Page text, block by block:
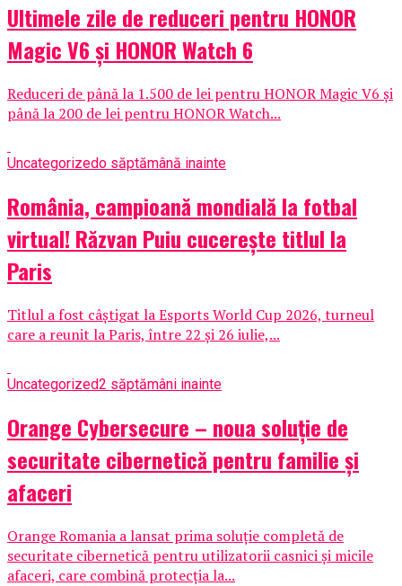
Ultimele zile de reduceri pentru HONOR
Magic V6 și HONOR Watch 6
Reduceri de până la 1.500 de lei pentru HONOR Magic V6 și
până la 200 de lei pentru HONOR Watch...
Uncategorizedo săptămână inainte
România, campioană mondială la fotbal
virtual! Răzvan Puiu cucerește titlul la
Paris
Titlul a fost câștigat la Esports World Cup 2026, turneul
care a reunit la Paris, între 22 și 26 iulie,...
Uncategorized2 săptămâni inainte
Orange Cybersecure – noua soluție de
securitate cibernetică pentru familie și
afaceri
Orange Romania a lansat prima soluție completă de
securitate cibernetică pentru utilizatorii casnici și micile
afaceri, care combină protecția la...